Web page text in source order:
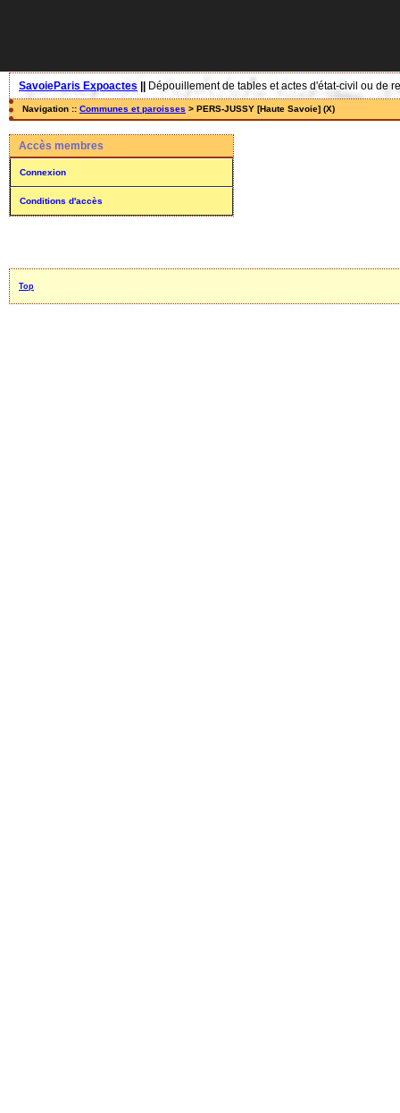
SavoieParis Expoactes Dépouillement de tables et actes d'état-civil ou de
Navigation :: Communes et paroisses > PERS-JUSSY [Haute Savoie] (X)
Accès membres
Connexion
Conditions d'accès
Top